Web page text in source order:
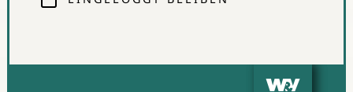
Haltung, die exemplarisch für die sich wandelnde Rolle
auf demW&V Summitam 19./20. März 2025 in